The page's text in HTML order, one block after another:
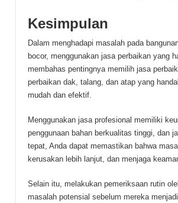
Kesimpulan
Dalam menghadapi masalah pada
bocor, menggunakan jasa perbaikan yang
membahas pentingnya memilih jasa
perbaikan dak, talang, dan atap yang
mudah dan efektif.
Menggunakan jasa profesional memiliki
penggunaan bahan berkualitas tinggi, dan
tepat, Anda dapat memastikan bahwa
kerusakan lebih lanjut, dan menjaga
Selain itu, melakukan pemeriksaan rutin
masalah potensial sebelum mereka